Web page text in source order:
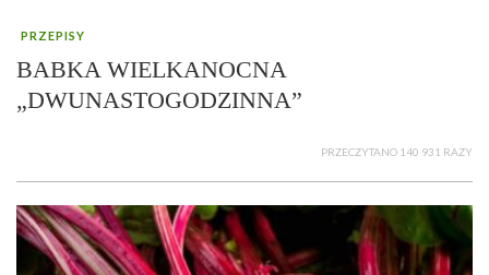
PRZEPISY
BABKA WIELKANOCNA
„DWUNASTOGODZINNA”
PRZECZYTANO 140 931 RAZY